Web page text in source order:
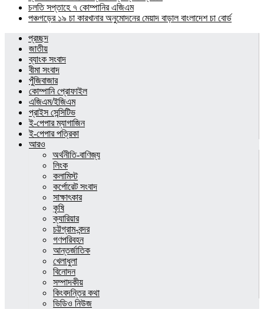
চলতি সপ্তাহে ৭ কোম্পানির এজিএম
পঞ্চগড়ের ১৯ চা কারখানার অনুমোদনের মেয়াদ বাড়াল বাংলাদেশ চা বোর্ড
প্রচ্ছদ
জাতীয়
ব্যাংক সংবাদ
বীমা সংবাদ
পুঁজিবাজার
কোম্পানি প্রোফাইল
এজিএম/ইজিএম
প্রাইস সেন্সিটিভ
ই-পেপার ম্যাগাজিন
ই-পেপার পত্রিকা
আরও
অর্থনীতি-বাণিজ্য
লিংক
কলামিস্ট
কর্পোরেট সংবাদ
সাক্ষাৎকার
কৃষি
ক্যারিয়ার
চট্টগ্রাম-বন্দর
গণপরিবহন
আন্তর্জাতিক
খেলাধুলা
বিনোদন
সম্পাদকীয়
কিংবদন্তির কথা
ভিডিও নিউজ